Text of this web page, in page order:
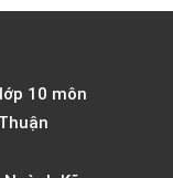
10 môn